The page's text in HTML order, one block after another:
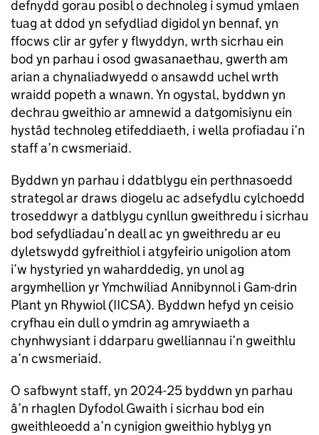
defnydd gorau posibl o dechnoleg i symud ymlaen
tuag at ddod yn sefydliad digidol yn bennaf, yn
ffocws clir ar gyfer y flwyddyn, wrth sicrhau ein
bod yn parhau i osod gwasanaethau, gwerth am
arian a chynaliadwyedd o ansawdd uchel wrth
wraidd popeth a wnawn. Yn ogystal, byddwn yn
dechrau gweithio ar amnewid a datgomisiynu ein
hystâd technoleg etifeddiaeth, i wella profiadau i’n
staff a’n cwsmeriaid.
Byddwn yn parhau i ddatblygu ein perthnasoedd
strategol ar draws diogelu ac adsefydlu cylchoedd
troseddwyr a datblygu cynllun gweithredu i sicrhau
bod sefydliadau’n deall ac yn gweithredu ar eu
dyletswydd gyfreithiol i atgyfeirio unigolion atom
i’w hystyried yn waharddedig, yn unol ag
argymhellion yr Ymchwiliad Annibynnol i Gam-drin
Plant yn Rhywiol (IICSA). Byddwn hefyd yn ceisio
cryfhau ein dull o ymdrin ag amrywiaeth a
chynhwysiant i ddarparu gwelliannau i’n gweithlu
a’n cwsmeriaid.
O safbwynt staff, yn 2024-25 byddwn yn parhau
â’n rhaglen Dyfodol Gwaith i sicrhau bod ein
gweithleoedd a’n cynigion gweithio hyblyg yn